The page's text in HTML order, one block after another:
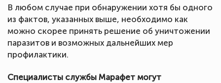
В любом случае при обнаружении хотя бы одного
из фактов, указанных выше, необходимо как
можно скорее принять решение об уничтожении
паразитов и возможных дальнейших мер
профилактики.
Специалисты службы Марафет могут